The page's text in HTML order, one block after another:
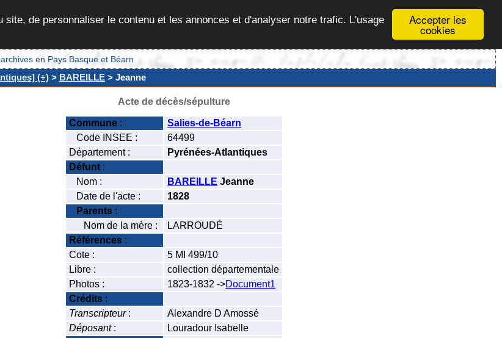
Accepter les
cookies
de personnaliser le contenu et les annonces et d'analyser notre trafic. L'usage
en Pays Basque et Béarn
(+) > BAREILLE > Jeanne
Acte de décès/sépulture
Commune :
Salies-de-Béarn
Code INSEE :
64499
Département :
Pyrénées-Atlantiques
Défunt :
Nom :
BAREILLE Jeanne
Date de l'acte :
1828
Parents :
Nom de la mère :
LARROUDÉ
Références :
Cote :
5 MI 499/10
Libre :
collection départementale
Photos :
1823-1832 ->Document1
Crédits :
Transcripteur:
Alexandre D Amossé
Déposant:
Louradour Isabelle